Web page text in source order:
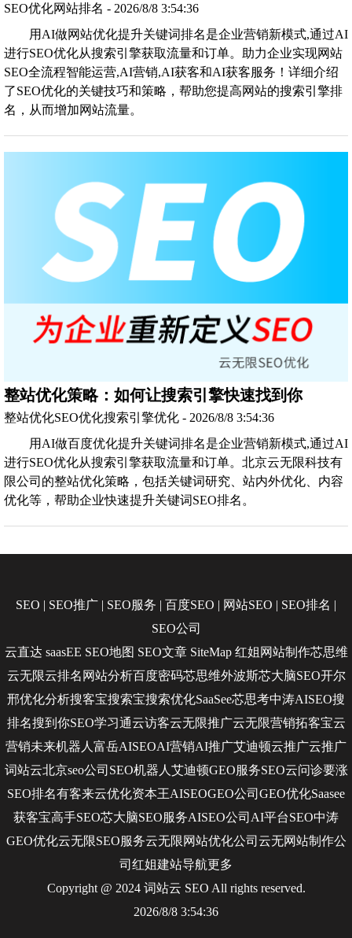
SEO优化网站排名 - 2026/8/8 3:54:36
用AI做网站优化提升关键词排名是企业营销新模式,通过AI
进行SEO优化从搜索引擎获取流量和订单。助力企业实现网站
SEO全流程智能运营,AI营销,AI获客和AI获客服务！详细介绍
了SEO优化的关键技巧和策略，帮助您提高网站的搜索引擎排
名，从而增加网站流量。
整站优化策略：如何让搜索引擎快速找到你
整站优化SEO优化搜索引擎优化 - 2026/8/8 3:54:36
用AI做百度优化提升关键词排名是企业营销新模式,通过AI
进行SEO优化从搜索引擎获取流量和订单。北京云无限科技有
限公司的整站优化策略，包括关键词研究、站内外优化、内容
优化等，帮助企业快速提升关键词SEO排名。
SEO | SEO推广 | SEO服务 | 百度SEO | 网站SEO | SEO排名 |
SEO公司
云直达 saasEE SEO地图 SEO文章 SiteMap 红姐网站制作芯思维
云无限云排名 网站分析百度密码芯思维外波斯芯大脑SEO开尔
邢优化分析搜客宝搜索宝搜索优化SaaSee芯思考中涛AISEO搜
排名搜到你SEO学习通云访客云无限推广云无限营销拓客宝云
营销未来机器人富岳AISEOAI营销AI推广艾迪顿云推广云推广
词站云北京seo公司 SEO机器人艾迪顿GEO服务SEO云问诊要涨
SEO排名有客来云优化资本王AISEOGEO公司 GEO优化Saasee
获客宝高手SEO芯大脑SEO服务AISEO公司 AI平台SEO中涛
GEO优化云无限SEO服务云无限网站优化公司 云无网站制作公
司 红姐建站导航更多
Copyright @ 2024 词站云 SEO All rights reserved.
2026/8/8 3:54:36